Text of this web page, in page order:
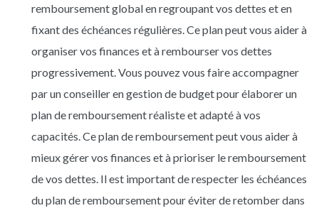
remboursement global en regroupant vos dettes et en
fixant des échéances régulières. Ce plan peut vous aider à
organiser vos finances et à rembourser vos dettes
progressivement. Vous pouvez vous faire accompagner
par un conseiller en gestion de budget pour élaborer un
plan de remboursement réaliste et adapté à vos
capacités. Ce plan de remboursement peut vous aider à
mieux gérer vos finances et à prioriser le remboursement
de vos dettes. Il est important de respecter les échéances
du plan de remboursement pour éviter de retomber dans